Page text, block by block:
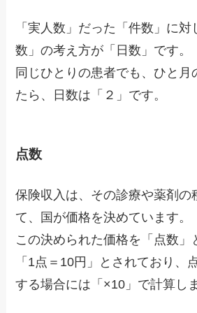
「実人数」だった「件数」に対
数」の考え方が「日数」です。
同じひとりの患者でも、ひと月
たら、日数は「２」です。
点数
保険収入は、その診療や薬剤の
て、国が価格を決めています。
この決められた価格を「点数」
「1点＝10円」とされており、
する場合には「×10」で計算し